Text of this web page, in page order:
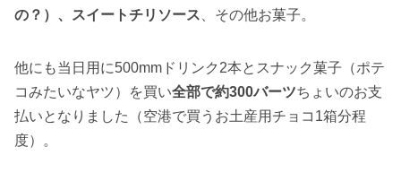
の？）、スイートチリソース 、その他お菓子。
他にも当日用に500mmドリンク2本とスナック菓子（ポテ
コみたいなヤツ）を買い全部で約300バーツちょいのお支
払いとなりました（空港で買うお土産用チョコ1箱分程
度）。